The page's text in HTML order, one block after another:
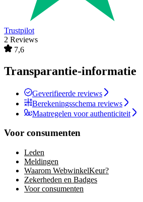
Trustpilot
2 Reviews
7,6
Transparantie-informatie
Geverifieerde reviews
Berekeningsschema reviews
Maatregelen voor authenticiteit
Voor consumenten
Leden
Meldingen
Waarom WebwinkelKeur?
Zekerheden en Badges
Voor consumenten